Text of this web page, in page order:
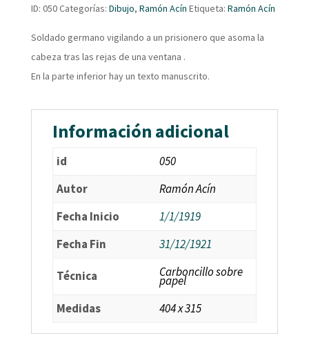
ID: 050Categorías: Dibujo, Ramón Acín Etiqueta: Ramón Acín
Soldado germano vigilando a un prisionero que asoma la
cabeza tras las rejas de una ventana .
En la parte inferior hay un texto manuscrito.
Información adicional
id
050
Autor
Ramón Acín
Fecha Inicio
1/1/1919
Fecha Fin
31/12/1921
Técnica Carboncillo sobre
papel
Medidas
404 x 315